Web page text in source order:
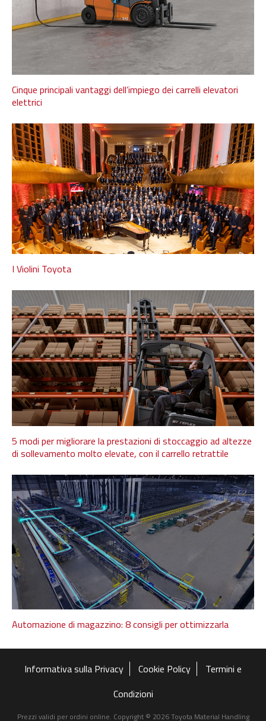
Cinque principali vantaggi dell’impiego dei carrelli elevatori
elettrici
I Violini Toyota
5 modi per migliorare la prestazioni di stoccaggio ad altezze
di sollevamento molto elevate, con il carrello retrattile
Automazione di magazzino: 8 consigli per ottimizzarla
Informativa sulla Privacy Cookie Policy
Termini e
Condizioni
Prezzi validi per ordini online. Copyright © 2026 Toyota Material Handling